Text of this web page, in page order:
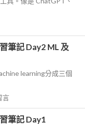
筆記 Day2 ML 及
learning分成三個
言
筆記 Day1